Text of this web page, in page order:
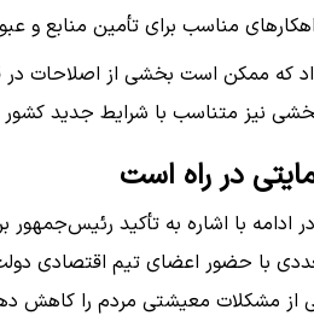
مناسب برای تأمین منابع و
که ممکن است بخشی از اصلاحات در
بخشی نیز متناسب با شرایط جدید
در راه است
ادامه با اشاره به تأکید
با حضور اعضای تیم اقتصادی
از مشکلات معیشتی مردم را کاهش